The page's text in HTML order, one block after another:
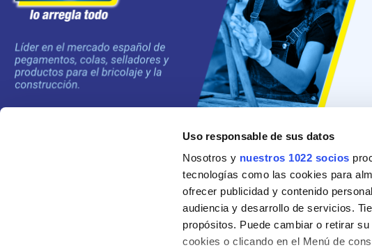
Uso responsable de sus datos
Nosotros y nuestros 1022 socios
tecnologías como las cookies para
ofrecer publicidad y contenido
audiencia y desarrollo de servicios.
propósitos. Puede cambiar o retirar
cookies o clicando en el Menú de